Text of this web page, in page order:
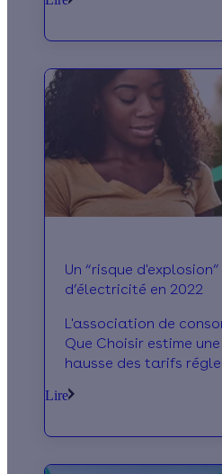
d’octobre 2021. Mais
Un “risque
d’électricité en 2022
L'association de
Que Choisir estime
hausse des tarifs
prochaine. Toutes les
Lire